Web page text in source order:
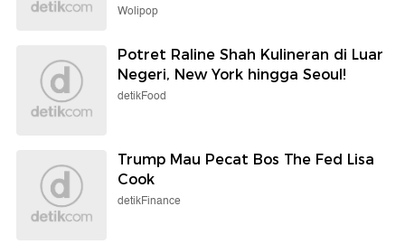
Wolipop
Potret Raline Shah Kulineran di Luar
Negeri, New York hingga Seoul!
detikFood
Trump Mau Pecat Bos The Fed Lisa
Cook
detikFinance